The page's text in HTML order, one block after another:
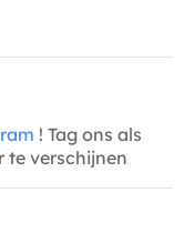
! Tag ons als
te verschijnen